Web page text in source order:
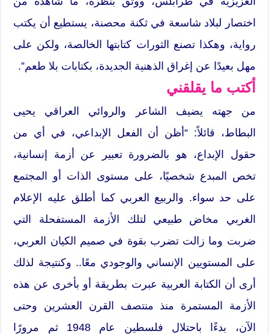
اختصار لبلاد شاسعة في ثكنة محصنة، يستطيع أن يكتب
رواية، وهكذا تصنع الثورات كتابتها الخالصة، ولكن على
مهل بعيدًا عن إغراق الذهنية الجديدة، بكتابات بلا طعم”.
أكتب ما يقلقني
من جهته يضيف الشاعر والروائي العراقي يحيى
البطاط، قائلاً: “أظن أن الفعل الإبداعي، في أي من
حقول الإبداع، هو بالضرورة تعبير عن أزمة إنسانية،
تخص المبدع شخصيًا، على مستوى الذات أو المجتمع
على حد سواء. والربيع العربي كما أطلق عليه الإعلام
الغربي مخاض طبيعي لتلك الأزمة المستفحلة التي
ضربت وما زالت تضرب بقوة في صميم الكيان العربي،
على المستويين الإنساني والوجودي معًا.. وكنتيجة لذلك
أرى أن الكتابة العربية عبرت بطريقة أو بأخرى عن هذه
الأزمة المستمرة منذ منتصف القرن العشرين وحتى
الآن، بدءًا باحتلال فلسطين عام 1948 ثم مرورًا